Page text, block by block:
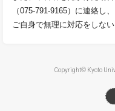
（075-791-9165）に連絡し、
ご自身で無理に対応をしな
Copyright© Kyoto